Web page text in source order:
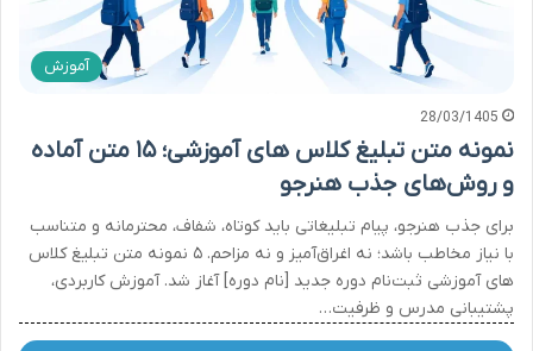
آموزش
28/03/1405
نمونه متن تبلیغ کلاس های آموزشی؛ ۱۵ متن آماده
و روش‌های جذب هنرجو
برای جذب هنرجو، پیام تبلیغاتی باید کوتاه، شفاف، محترمانه و متناسب
با نیاز مخاطب باشد؛ نه اغراق‌آمیز و نه مزاحم. ۵ نمونه متن تبلیغ کلاس
های آموزشی ثبت‌نام دوره جدید [نام دوره] آغاز شد. آموزش کاربردی،
پشتیبانی مدرس و ظرفیت…